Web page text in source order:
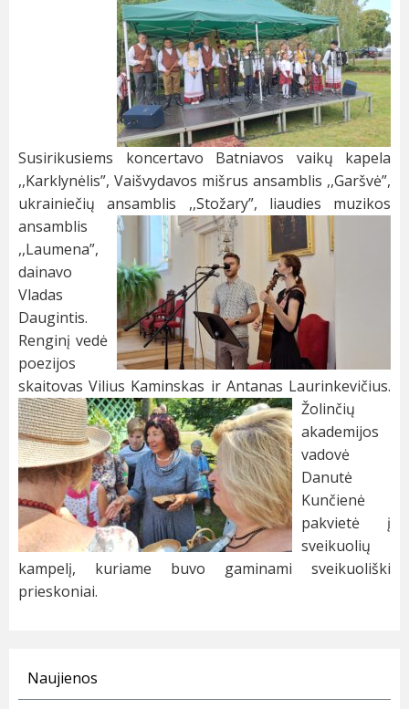
Susirikusiems koncertavo Batniavos vaikų kapela
,,Karklynėlis”, Vaišvydavos mišrus ansamblis ,,Garšvė”,
ukrainiečių ansamblis ,,Stožary”, liaudies muzikos
ansamblis
,,Laumena”,
dainavo
Vladas
Daugintis.
Renginį vedė
poezijos
skaitovas Vilius Kaminskas ir Antanas Laurinkevičius.
Žolinčių
akademijos
vadovė
Danutė
Kunčienė
pakvietė į
sveikuolių
kampelį, kuriame buvo gaminami sveikuoliški
prieskoniai.
Naujienos